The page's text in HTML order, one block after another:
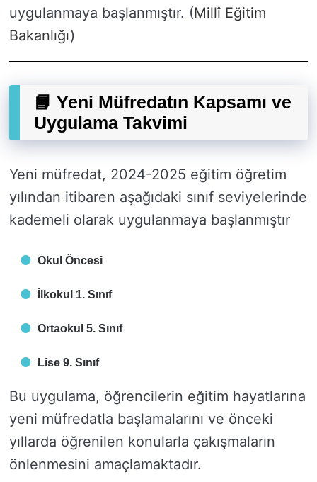
uygulanmaya başlanmıştır. (Millî Eğitim
Bakanlığı)
📘 Yeni Müfredatın Kapsamı ve
Uygulama Takvimi
Yeni müfredat, 2024-2025 eğitim öğretim
yılından itibaren aşağıdaki sınıf seviyelerinde
kademeli olarak uygulanmaya başlanmıştır
Okul Öncesi
İlkokul 1. Sınıf
Ortaokul 5. Sınıf
Lise 9. Sınıf
Bu uygulama, öğrencilerin eğitim hayatlarına
yeni müfredatla başlamalarını ve önceki
yıllarda öğrenilen konularla çakışmaların
önlenmesini amaçlamaktadır.